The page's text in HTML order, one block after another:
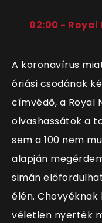
02:00 - Royal
A koronavírus
óriási csodának
címvédő, a Royal
olvashassátok a
sem a 100 nem
alapján
simán
élén.
véletlen nyerték